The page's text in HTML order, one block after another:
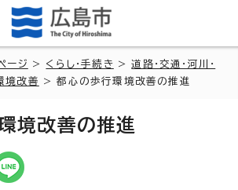
ージ > くらし・手続き >道路・交通・河川・
境改善 > 都心の歩行環境改善の推進
境改善の推進